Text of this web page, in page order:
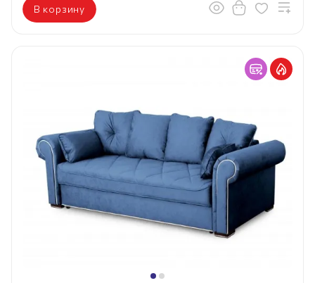
В корзину